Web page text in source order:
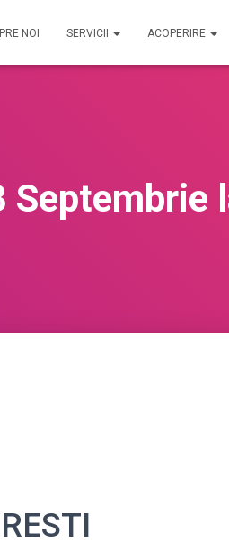
NOI SERVICII ACOPERIRE
Septembrie